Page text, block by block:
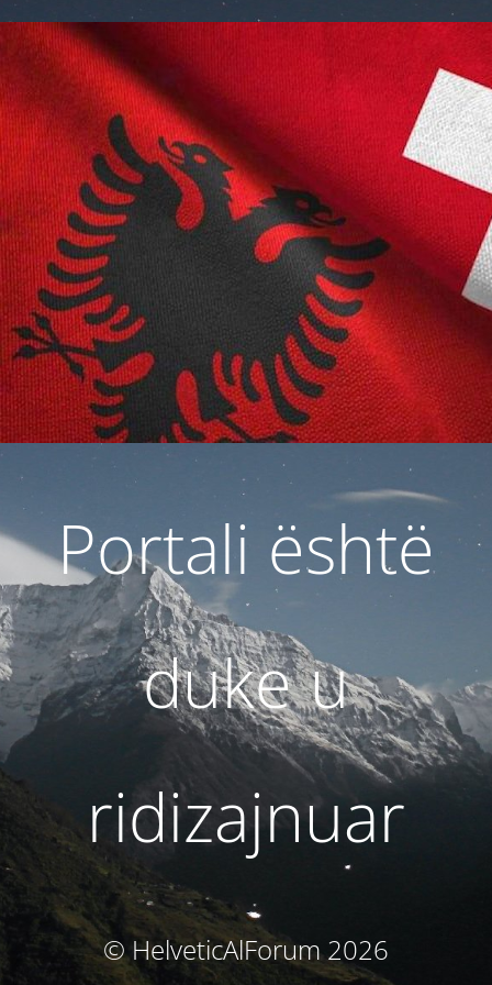
Portali është
duke u
ridizajnuar
© HelveticAlForum 2026